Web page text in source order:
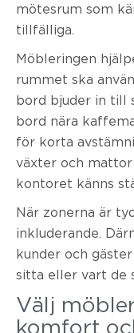
mötesrum som
tillfälliga.
Möbleringen
rummet ska
bord bjuder in till
bord nära
för korta
växter och
kontoret känns
När zonerna är
inkluderande.
kunder och
sitta eller vart de
Välj
komfort